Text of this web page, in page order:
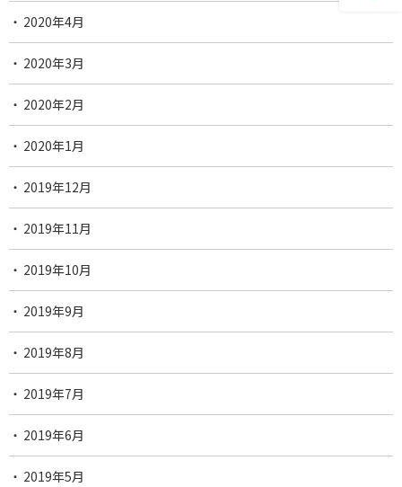
2020年4月
2020年3月
2020年2月
2020年1月
2019年12月
2019年11月
2019年10月
2019年9月
2019年8月
2019年7月
2019年6月
2019年5月